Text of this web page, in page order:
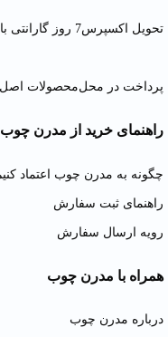
تحویل اکسپرس7 روز گارانتی بازگشت وجه
پرداخت در محلمحصولات اصل
راهنمای خرید از مدرن چوب
چگونه به مدرن چوب اعتماد
راهنمای ثبت سفارش
رویه ارسال سفارش
همراه با مدرن چوب
درباره مدرن چوب